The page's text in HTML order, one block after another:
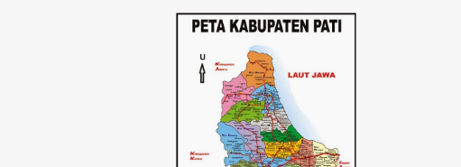
AKSI BELA DUKUNG PALESTINA
AKSI BORONG
AKSI DAMAI ANTI PREMANISME
AKSI DAMAI WARGA PATI
AKSI DEMO TOLAK KENAIKAN PAJAK